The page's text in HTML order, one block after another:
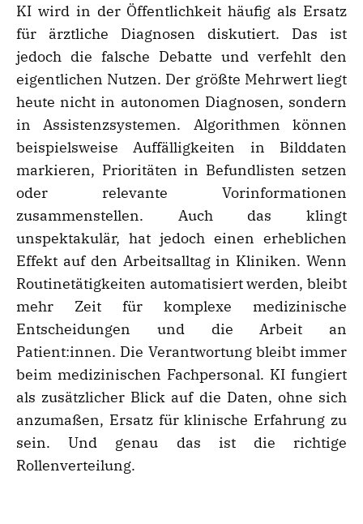
KI wird in der Öffentlichkeit häufig als Ersatz
für ärztliche Diagnosen diskutiert. Das ist
jedoch die falsche Debatte und verfehlt den
eigentlichen Nutzen. Der größte Mehrwert liegt
heute nicht in autonomen Diagnosen, sondern
in Assistenzsystemen. Algorithmen können
beispielsweise Auffälligkeiten in Bilddaten
markieren, Prioritäten in Befundlisten setzen
oder relevante Vorinformationen
zusammenstellen. Auch das klingt
unspektakulär, hat jedoch einen erheblichen
Effekt auf den Arbeitsalltag in Kliniken. Wenn
Routinetätigkeiten automatisiert werden, bleibt
mehr Zeit für komplexe medizinische
Entscheidungen und die Arbeit an
Patient:innen. Die Verantwortung bleibt immer
beim medizinischen Fachpersonal. KI fungiert
als zusätzlicher Blick auf die Daten, ohne sich
anzumaßen, Ersatz für klinische Erfahrung zu
sein. Und genau das ist die richtige
Rollenverteilung.